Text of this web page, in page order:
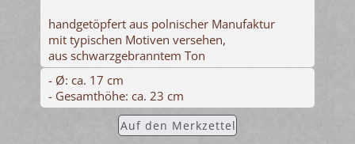
handgetöpfert aus polnischer Manufaktur
mit typischen Motiven versehen,
aus schwarzgebranntem Ton
- Ø: ca. 17 cm
- Gesamthöhe: ca. 23 cm
Auf den Merkzettel